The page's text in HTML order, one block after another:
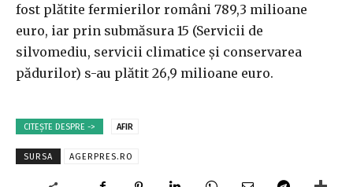
fost plătite fermierilor români 789,3 milioane
euro, iar prin submăsura 15 (Servicii de
silvomediu, servicii climatice şi conservarea
pădurilor) s-au plătit 26,9 milioane euro.
CITEȘTE DESPRE -> AFIR
SURSA AGERPRES.RO